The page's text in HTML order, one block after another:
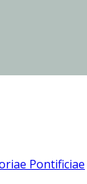
Pontificiae